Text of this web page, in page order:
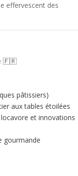
effervescent des
🇫🇷
pâtissiers)
aux tables étoilées
et innovations
gourmande